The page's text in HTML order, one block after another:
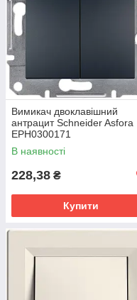
Вимикач двоклавішний
антрацит Schneider Asfora
EPH0300171
В наявності
228,38 ₴
Купити